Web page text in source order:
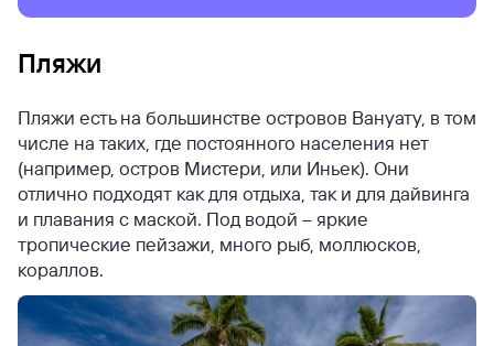
Пляжи
Пляжи есть на большинстве островов Вануату, в том
числе на таких, где постоянного населения нет
(например, остров Мистери, или Иньек). Они
отлично подходят как для отдыха, так и для дайвинга
и плавания с маской. Под водой – яркие
тропические пейзажи, много рыб, моллюсков,
кораллов.